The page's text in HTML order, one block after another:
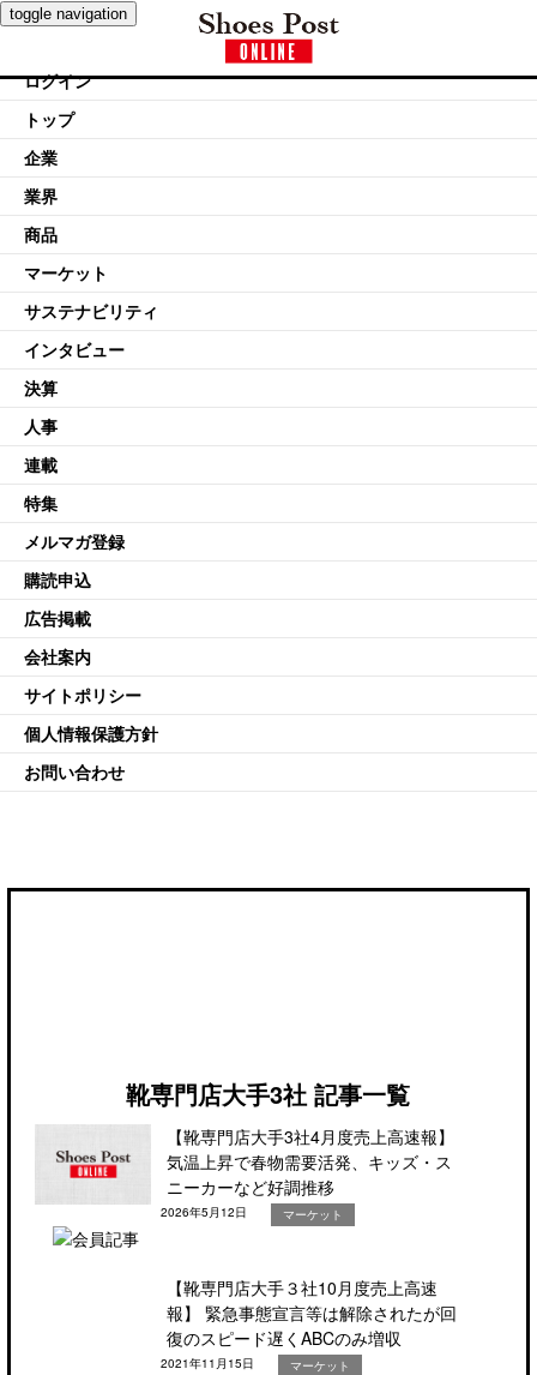
toggle navigation
ログイン
トップ
企業
業界
商品
マーケット
サステナビリティ
インタビュー
決算
人事
連載
特集
メルマガ登録
購読申込
広告掲載
会社案内
サイトポリシー
個人情報保護方針
お問い合わせ
靴専門店大手3社 記事一覧
【靴専門店大手3社4月度売上高速報】
気温上昇で春物需要活発、キッズ・ス
ニーカーなど好調推移
2026年5月12日 マーケット
【靴専門店大手３社10月度売上高速
報】 緊急事態宣言等は解除されたが回
復のスピード遅くABCのみ増収
2021年11月15日 マーケット